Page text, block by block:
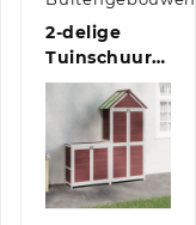
2-delige
Tuinschuurset
massief
grenenhout
grijs
View